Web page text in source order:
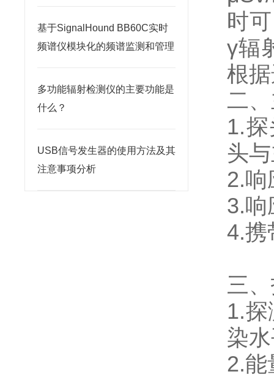
基于SignalHound BB60C实时
频谱仪模块化的频谱监测和管理
多功能辐射检测仪的主要功能是
什么？
USB信号发生器的使用方法及其
注意事项分析
时
γ辐
根
二
1.
头
2.响
3.响
4.携
三
1.
染
2.能